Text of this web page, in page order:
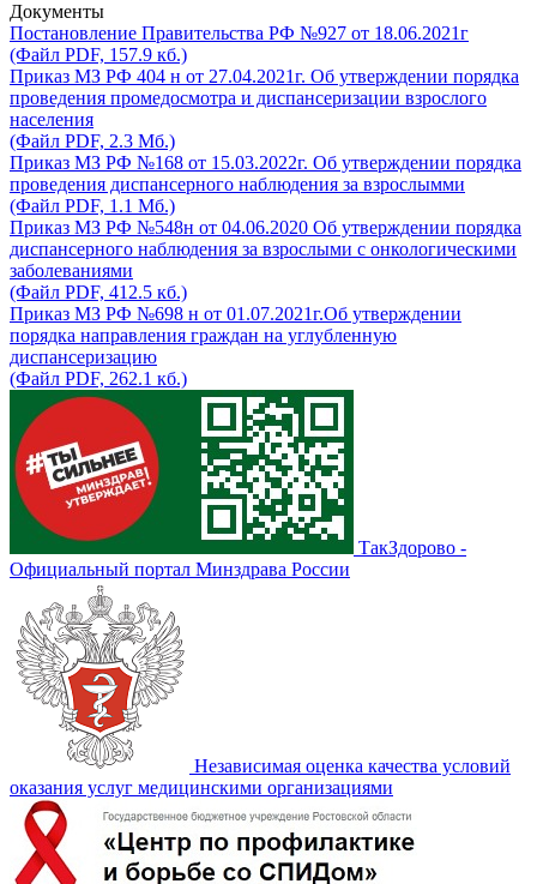
Документы
Постановление Правительства РФ №927 от 18.06.2021г
(Файл PDF, 157.9 кб.)
Приказ МЗ РФ 404 н от 27.04.2021г. Об утверждении порядка
проведения промедосмотра и диспансеризации взрослого
населения
(Файл PDF, 2.3 Мб.)
Приказ МЗ РФ №168 от 15.03.2022г. Об утверждении порядка
проведения диспансерного наблюдения за взрослымми
(Файл PDF, 1.1 Мб.)
Приказ МЗ РФ №548н от 04.06.2020 Об утверждении порядка
диспансерного наблюдения за взрослыми с онкологическими
заболеваниями
(Файл PDF, 412.5 кб.)
Приказ МЗ РФ №698 н от 01.07.2021г.Об утверждении
порядка направления граждан на углубленную
диспансеризацию
(Файл PDF, 262.1 кб.)
ТакЗдорово -
Официальный портал Минздрава России
Независимая оценка качества условий
оказания услуг медицинскими организациями